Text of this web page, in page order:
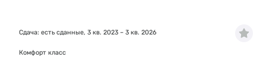
Сдача: есть сданные, 3 кв. 2023 – 3 кв. 2026
Комфорт класс